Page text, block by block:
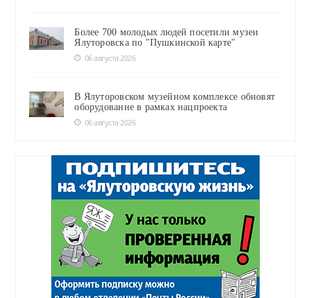
Более 700 молодых людей посетили музеи
Ялуторовска по "Пушкинской карте"
06 августа 2026
В Ялуторовском музейном комплексе обновят
оборудование в рамках нацпроекта
06 августа 2026